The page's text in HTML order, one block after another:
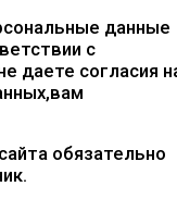
данные
с
даете согласия
обязательно